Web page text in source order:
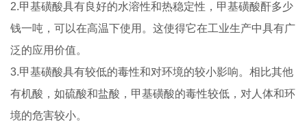
2.甲基磺酸具有良好的水溶性和热稳定性，甲基磺酸酐多少
钱一吨，可以在高温下使用。这使得它在工业生产中具有广
泛的应用价值。
3.甲基磺酸具有较低的毒性和对环境的较小影响。相比其他
有机酸，如硫酸和盐酸，甲基磺酸的毒性较低，对人体和环
境的危害较小。